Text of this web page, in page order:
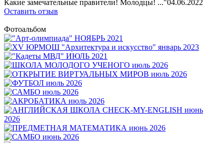
Какие замечательные правители! Молодцы! ..."04.06.2022
Оставить отзыв
Фотоальбом